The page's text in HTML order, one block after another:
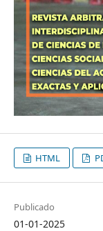
HTML
Publicado
01-01-2025